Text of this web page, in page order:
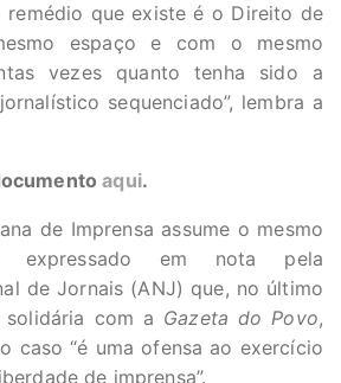
remédio que existe é o Direito de
espaço e com o mesmo
vezes quanto tenha sido a
sequenciado”, lembra a
aqui.
de Imprensa assume o mesmo
expressado em nota pela
de Jornais (ANJ) que, no último
com a Gazeta do Povo,
caso “é uma ofensa ao exercício
de imprensa”.